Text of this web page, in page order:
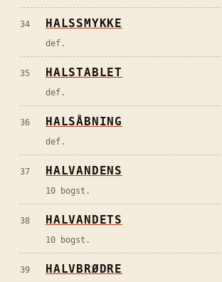
34 HALSSMYKKE
def.
35 HALSTABLET
def.
36 HALSÅBNING
def.
37 HALVANDENS
10 bogst.
38 HALVANDETS
10 bogst.
39 HALVBRØDRE